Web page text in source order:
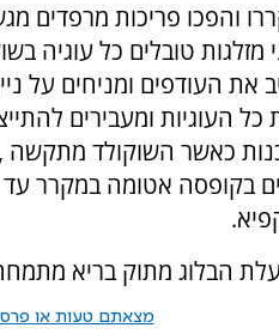
והפכו פריכות מרפדים
טובלים כל עוגיה
את העודפים ומניחים על
העוגיות ומעבירים
כאשר השוקולד מתקשה
בקופסה אטומה במקרר עד
הבלוג מתוק בריא
מצאתם טעות או